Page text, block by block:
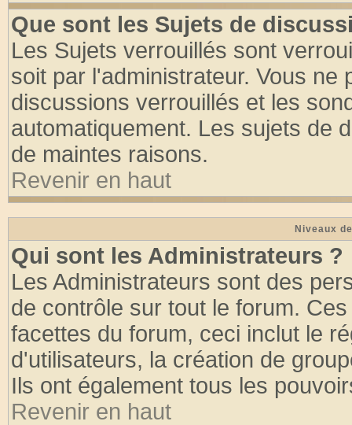
Que sont les Sujets de
Les Sujets verrouillés sont
soit par l'administrateur. Vous
discussions verrouillés et les
automatiquement. Les sujets de
de maintes raisons.
Revenir en haut
Niveaux
Qui sont les Administrateurs ?
Les Administrateurs sont des
de contrôle sur tout le forum.
facettes du forum, ceci inclut le
d'utilisateurs, la création de
Ils ont également tous les
Revenir en haut